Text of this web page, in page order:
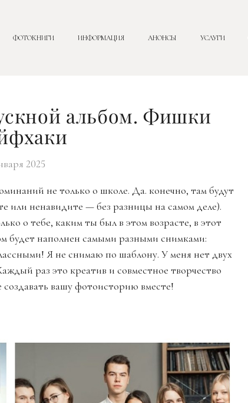
ФОТОКНИГИ ИНФОРМАЦИЯ АНОНСЫ УСЛУГИ
альбом. Фишки
2025
не только о школе. Да. конечно, там будут
или ненавидите — без разницы на самом деле).
о тебе, каким ты был в этом возрасте, в этот
будет наполнен самыми разными снимками:
Я не снимаю по шаблону. У меня нет двух
раз это креатив и совместное творчество
вашу фотоисторию вместе!